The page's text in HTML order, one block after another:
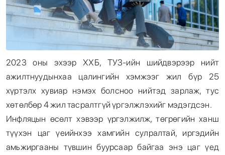
2023 оны эхээр ХХБ, ТУЗ-ийн шийдвэрээр нийт
ажилтнуудынхаа цалингийн хэмжээг жил бүр 25
хүртэлх хувиар нэмэх болсноо нийтэд зарлаж, тус
хөтөлбөр 4 жил тасралтгүй үргэлжлэхийг мэдэгдсэн.
Инфляцын өсөлт хэвээр үргэлжилж, төгрөгийн ханш
түүхэн цаг үеийнхээ хамгийн сулралтай, иргэдийн
амьжиргааны түвшин буурсаар байгаа энэ цаг үед